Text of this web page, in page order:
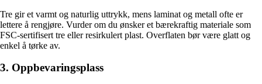
Tre gir et varmt og naturlig uttrykk, mens laminat og metall ofte er
lettere å rengjøre. Vurder om du ønsker et bærekraftig materiale som
FSC-sertifisert tre eller resirkulert plast. Overflaten bør være glatt og
enkel å tørke av.
3. Oppbevaringsplass